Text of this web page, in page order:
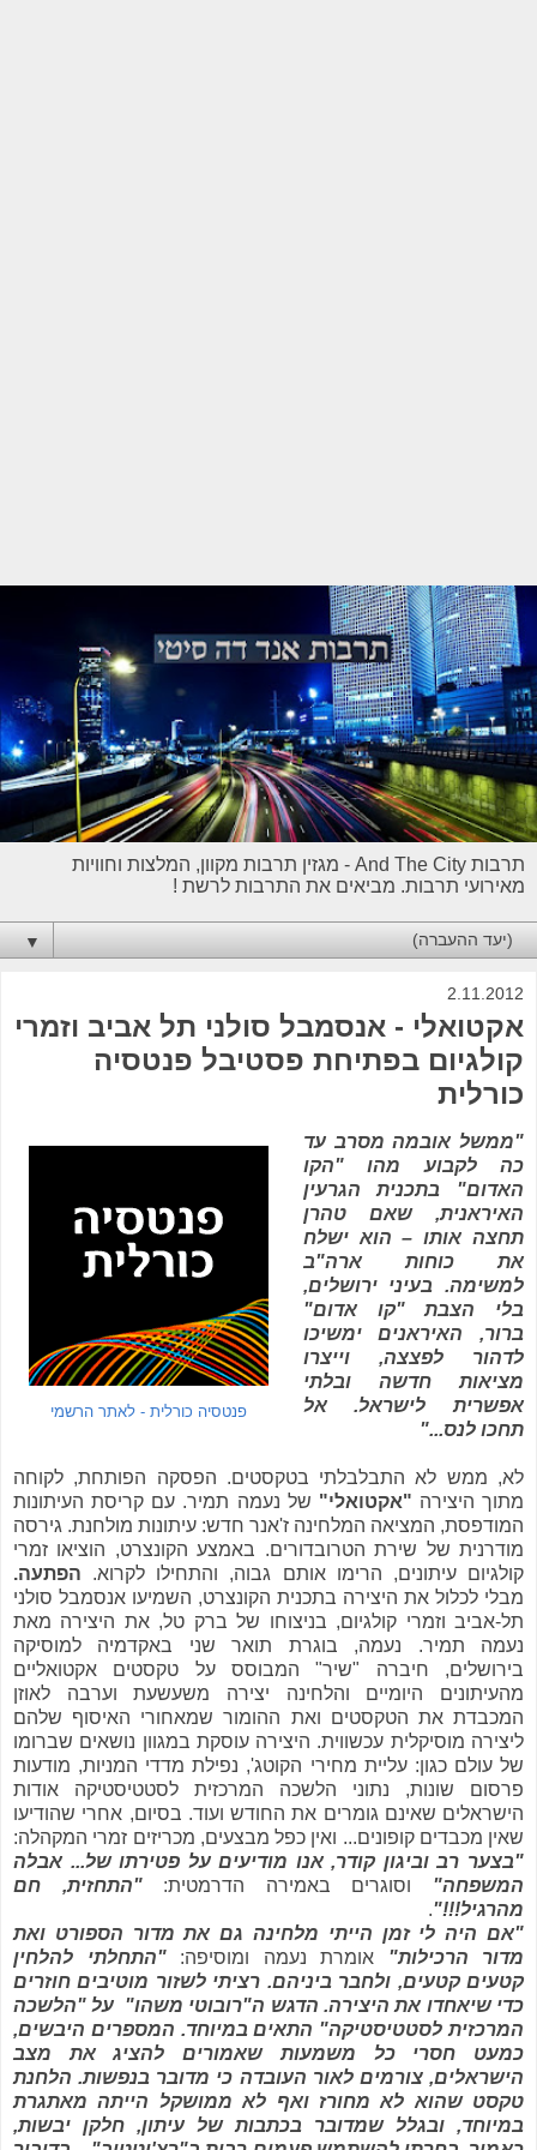
תרבות And The City - מגזין תרבות מקוון, המלצות וחוויות
מאירועי תרבות. מביאים את התרבות לרשת !
▼
2.11.2012
אקטואלי - אנסמבל סולני תל אביב וזמרי
קולגיום בפתיחת פסטיבל פנטסיה
כורלית
פנטסיה כורלית - לאתר הרשמי
"ממשל אובמה מסרב עד
כה לקבוע מהו "הקו
האדום" בתכנית הגרעין
האיראנית, שאם טהרן
תחצה אותו – הוא ישלח
את כוחות ארה"ב
למשימה. בעיני ירושלים,
בלי הצבת "קו אדום"
ברור, האיראנים ימשיכו
לדהור לפצצה, וייצרו
מציאות חדשה ובלתי
אפשרית לישראל. אל
תחכו לנס..."
לא, ממש לא התבלבלתי בטקסטים. הפסקה הפותחת, לקוחה
מתוך היצירה "אקטואלי" של נעמה תמיר. עם קריסת העיתונות
המודפסת, המציאה המלחינה ז'אנר חדש: עיתונות מולחנת. גירסה
מודרנית של שירת הטרובדורים. באמצע הקונצרט, הוציאו זמרי
קולגיום עיתונים, הרימו אותם גבוה, והתחילו לקרוא. הפתעה.
מבלי לכלול את היצירה בתכנית הקונצרט, השמיעו אנסמבל סולני
תל-אביב וזמרי קולגיום, בניצוחו של ברק טל, את היצירה מאת
נעמה תמיר. נעמה, בוגרת תואר שני באקדמיה למוסיקה
בירושלים, חיברה "שיר" המבוסס על טקסטים אקטואליים
מהעיתונים היומיים והלחינה יצירה משעשעת וערבה לאוזן
המכבדת את הטקסטים ואת ההומור שמאחורי האיסוף שלהם
ליצירה מוסיקלית עכשווית. היצירה עוסקת במגוון נושאים שברומו
של עולם כגון: עליית מחירי הקוטג', נפילת מדדי המניות, מודעות
פרסום שונות, נתוני הלשכה המרכזית לסטטיסטיקה אודות
הישראלים שאינם גומרים את החודש ועוד. בסיום, אחרי שהודיעו
שאין מכבדים קופונים... ואין כפל מבצעים, מכריזים זמרי המקהלה:
"בצער רב וביגון קודר, אנו מודיעים על פטירתו של... אבלה
המשפחה" וסוגרים באמירה הדרמטית:"התחזית, חם
מהרגיל!!!".
"אם היה לי זמן הייתי מלחינה גם את מדור הספורט ואת
מדור הרכילות" אומרת נעמה ומוסיפה:"התחלתי להלחין
קטעים קטעים, ולחבר ביניהם. רציתי לשזור מוטיבים חוזרים
כדי שיאחדו את היצירה. הדגש ה"רובוטי משהו" על "הלשכה
המרכזית לסטטיסטיקה" התאים במיוחד. המספרים היבשים,
כמעט חסרי כל משמעות שאמורים להציג את מצב
הישראלים, צורמים לאור העובדה כי מדובר בנפשות. הלחנת
טקסט שהוא לא מחורז ואף לא ממושקל הייתה מאתגרת
במיוחד, ובגלל שמדובר בכתבות של עיתון, חלקן יבשות,